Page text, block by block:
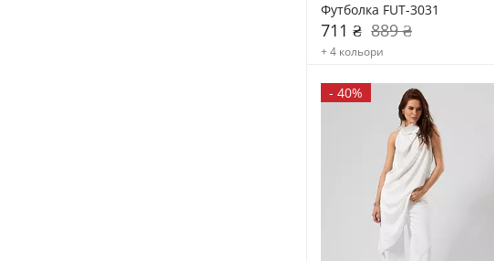
Футболка FUT-3031
711 ₴ 889 ₴
+ 4 кольори
- 40%